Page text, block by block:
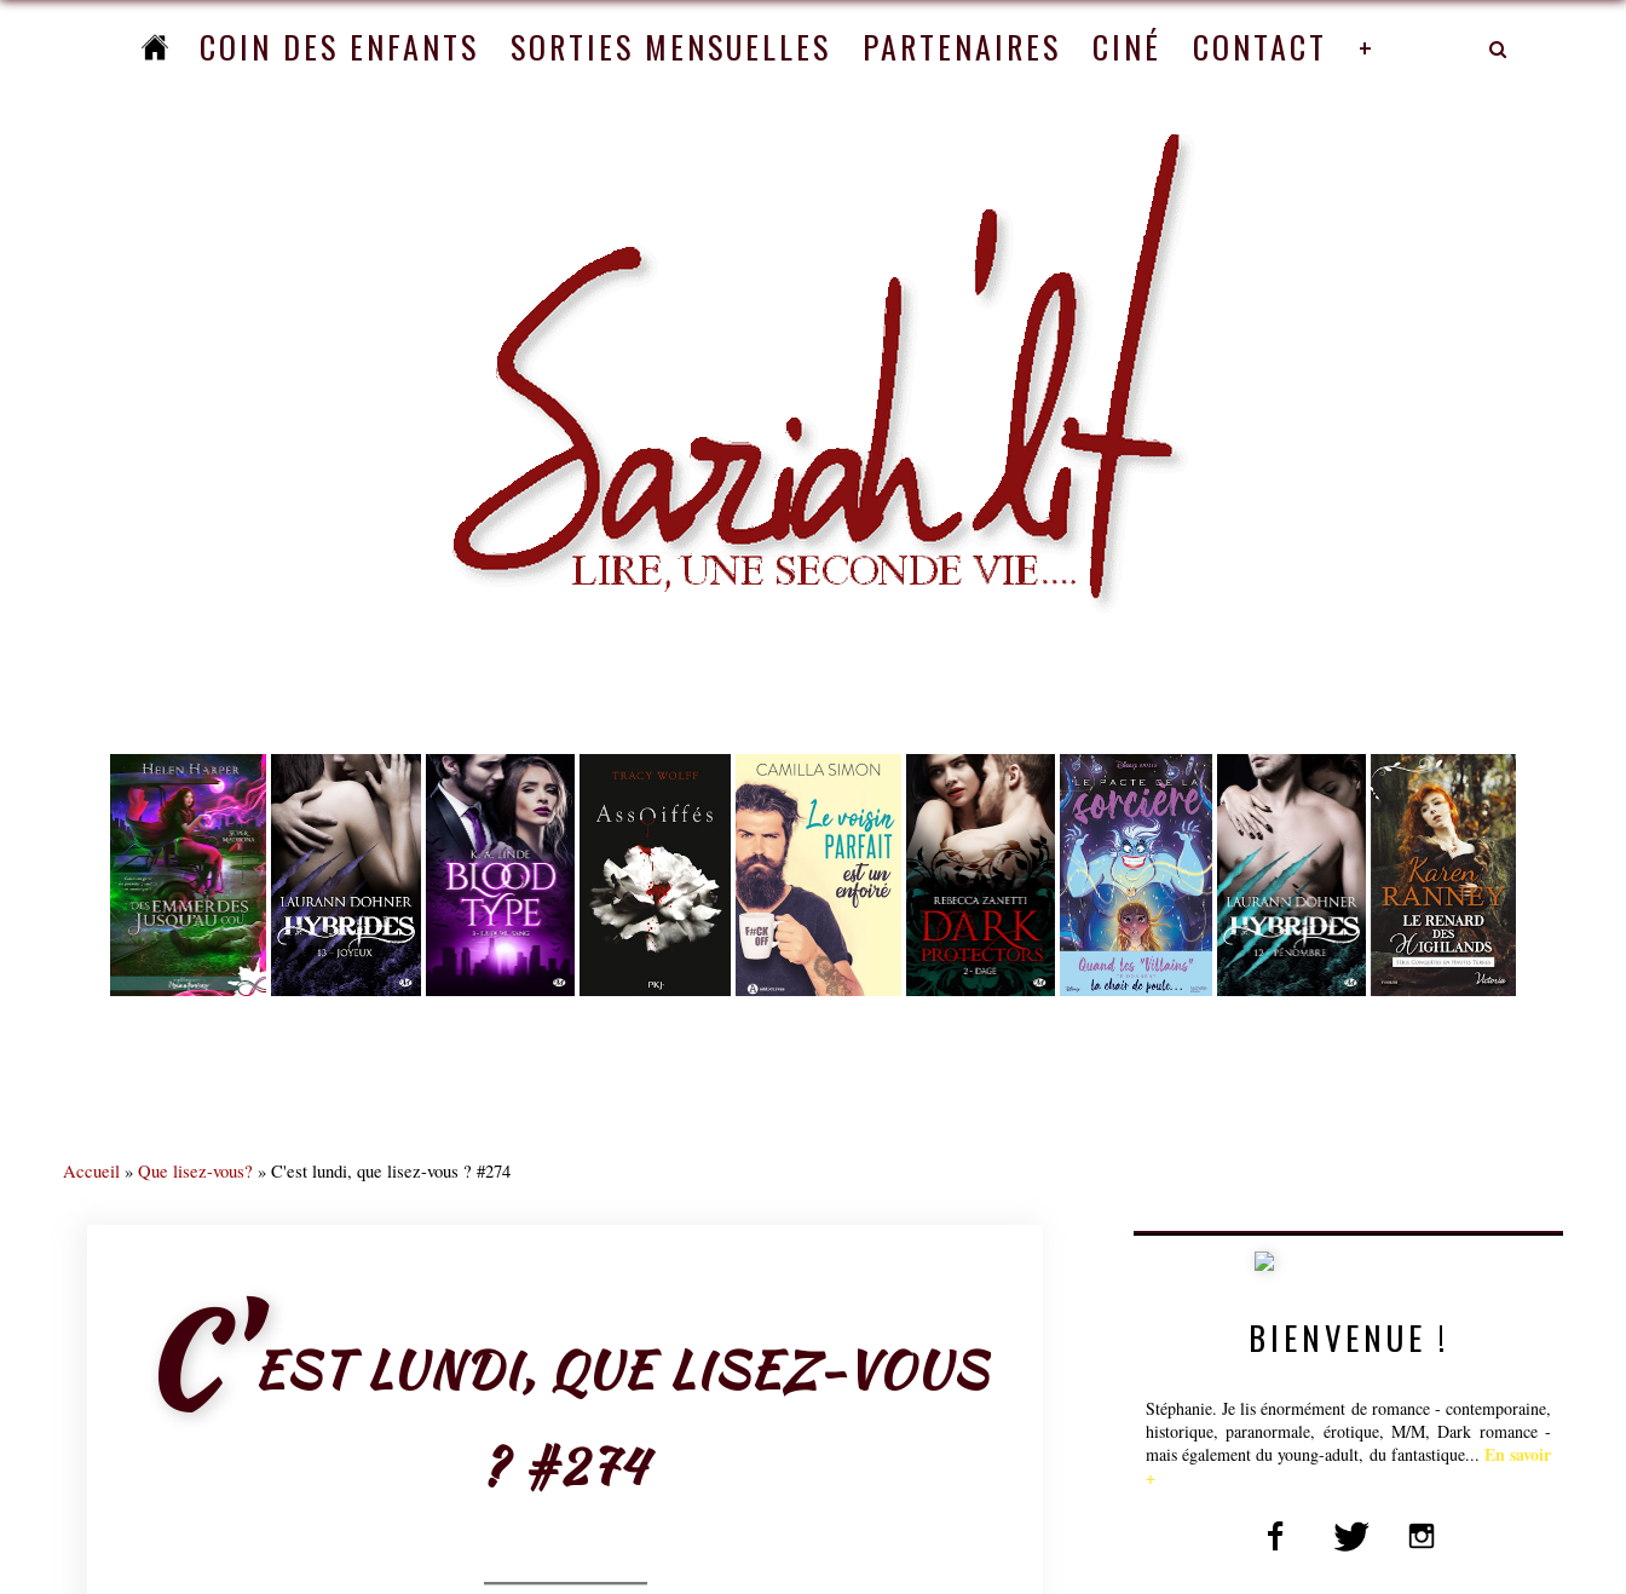
COIN DES ENFANTS SORTIES MENSUELLES PARTENAIRES CINÉ CONTACT +
Accueil » Que lisez-vous? » C'est lundi, que lisez-vous ? #274
C' EST LUNDI, QUE LISEZ-VOUS
? #274
BIENVENUE !
Stéphanie. Je lis énormément de romance - contemporaine,
historique, paranormale, érotique, M/M, Dark romance -
mais également du young-adult, du fantastique... En savoir
+